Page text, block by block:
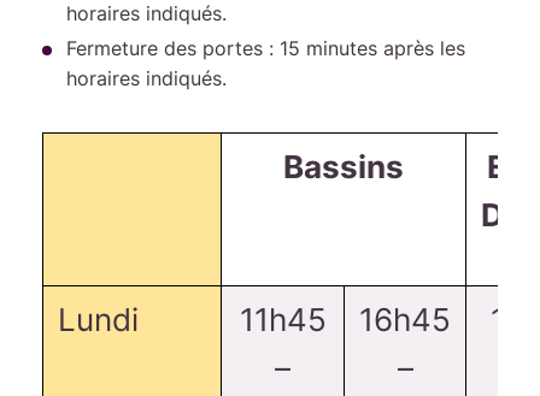
horaires indiqués.
Fermeture des portes : 15 minutes après les
horaires indiqués.
Bassins
Lundi
11h45
–
16h45
–